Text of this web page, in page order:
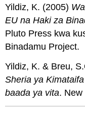
Yildiz, K. (2005)
EU na Haki za
Pluto Press kwa
Binadamu Project.
Yildiz, K. & Breu,
Sheria ya
baada ya vita. New